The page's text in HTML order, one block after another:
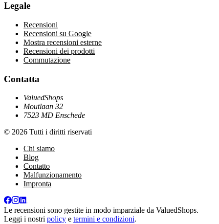
Legale
Recensioni
Recensioni su Google
Mostra recensioni esterne
Recensioni dei prodotti
Commutazione
Contatta
ValuedShops
Moutlaan 32
7523 MD Enschede
© 2026 Tutti i diritti riservati
Chi siamo
Blog
Contatto
Malfunzionamento
Impronta
Le recensioni sono gestite in modo imparziale da ValuedShops.
Leggi i nostri policy e termini e condizioni.